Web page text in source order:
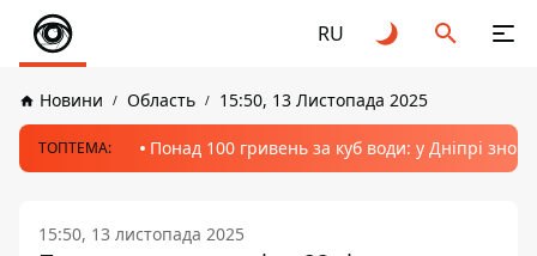
RU
Новини Область 15:50, 13 Листопада 2025
ТОПТЕМА: Понад 100 гривень за куб води: у Дніпрі
15:50, 13 листопада 2025